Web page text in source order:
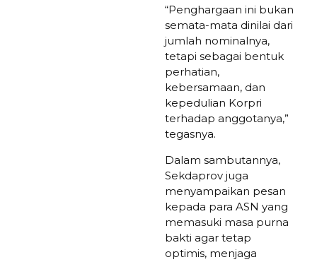
“Penghargaan ini bukan
semata-mata dinilai dari
jumlah nominalnya,
tetapi sebagai bentuk
perhatian,
kebersamaan, dan
kepedulian Korpri
terhadap anggotanya,”
tegasnya.
Dalam sambutannya,
Sekdaprov juga
menyampaikan pesan
kepada para ASN yang
memasuki masa purna
bakti agar tetap
optimis, menjaga